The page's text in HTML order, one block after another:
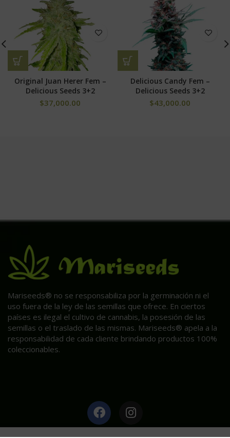
Original Juan Herer Fem –
Delicious Seeds 3+2
$37,000.00
Delicious Candy Fem –
Delicious Seeds 3+2
$43,000.00
Mariseeds® no se responsabiliza por la germinación ni el
uso fuera de la ley de las semillas que ofrece. En ciertos
países es ilegal el cultivo de cannabis, la posesión de las
semillas o el traslado de las mismas. Mariseeds® apela a la
responsabilidad de cada cliente brindando productos 100%
coleccionables.